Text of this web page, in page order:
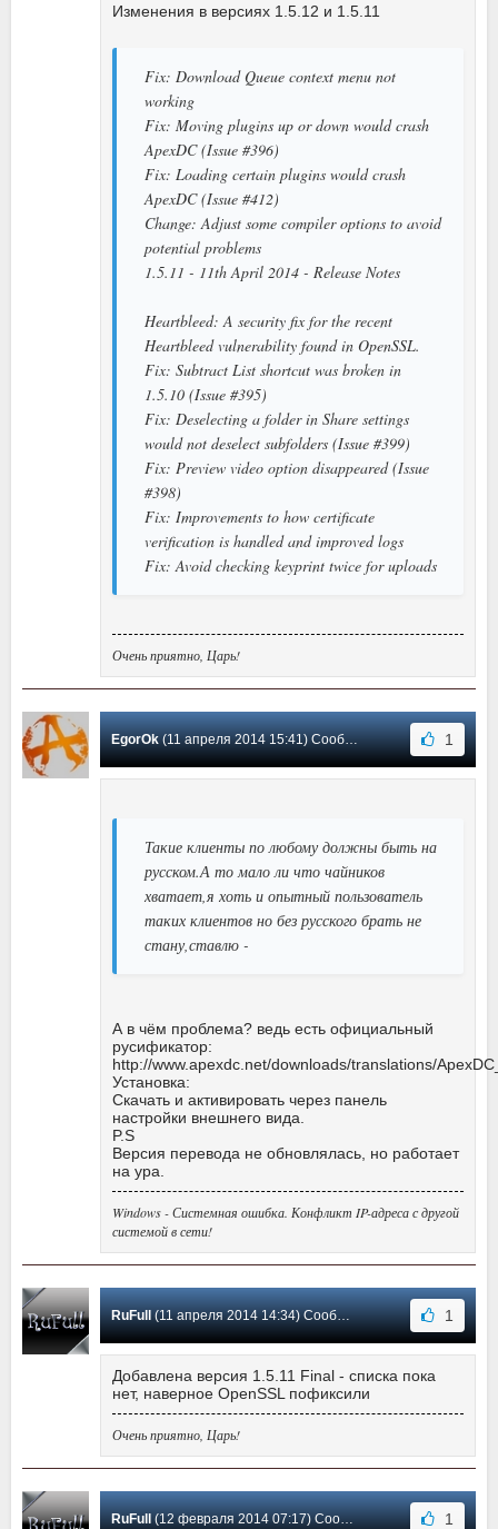
Изменения в версиях 1.5.12 и 1.5.11
Fix: Download Queue context menu not
working
Fix: Moving plugins up or down would crash
ApexDC (Issue #396)
Fix: Loading certain plugins would crash
ApexDC (Issue #412)
Change: Adjust some compiler options to avoid
potential problems
1.5.11 - 11th April 2014 - Release Notes
Heartbleed: A security fix for the recent
Heartbleed vulnerability found in OpenSSL.
Fix: Subtract List shortcut was broken in
1.5.10 (Issue #395)
Fix: Deselecting a folder in Share settings
would not deselect subfolders (Issue #399)
Fix: Preview video option disappeared (Issue
#398)
Fix: Improvements to how certificate
verification is handled and improved logs
Fix: Avoid checking keyprint twice for uploads
Очень приятно, Царь!
EgorOk(11 апреля 2014 15:41) Сообщение #23 1
Такие клиенты по любому должны быть на
русском.А то мало ли что чайников
хватает,я хоть и опытный пользователь
таких клиентов но без русского брать не
стану,ставлю -
А в чём проблема? ведь есть официальный
русификатор:
http://www.apexdc.net/downloads/translations/
Установка:
Скачать и активировать через панель
настройки внешнего вида.
P.S
Версия перевода не обновлялась, но работает
на ура.
Windows - Системная ошибка. Конфликт IP-адреса с другой
системой в сети!
RuFull(11 апреля 2014 14:34) Сообщение #22 1
Добавлена версия 1.5.11 Final - списка пока
нет, наверное OpenSSL пофиксили
Очень приятно, Царь!
RuFull(12 февраля 2014 07:17) Сообщение #21 1